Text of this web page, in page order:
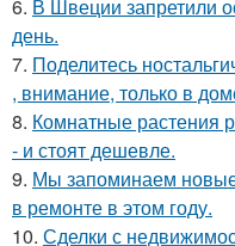
6. В Швеции запретили
день.
7. Поделитесь
, внимание, только в
8. Комнатные растения
- и стоят дешевле.
9. Мы запоминаем
в ремонте в этом году.
10. Сделки с